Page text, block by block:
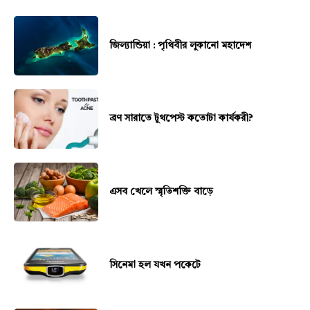
জিল্যান্ডিয়া : পৃথিবীর লুকানো মহাদেশ
ব্রণ সারাতে টুথপেস্ট কতোটা কার্যকরী?
এসব খেলে স্মৃতিশক্তি বাড়ে
সিনেমা হল যখন পকেটে